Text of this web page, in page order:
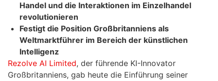
Handel und die Interaktionen im Einzelhandel
revolutionieren
Festigt die Position Großbritanniens als
Weltmarktführer im Bereich der künstlichen
Intelligenz
Rezolve AI Limited, der führende KI-Innovator
Großbritanniens, gab heute die Einführung seiner